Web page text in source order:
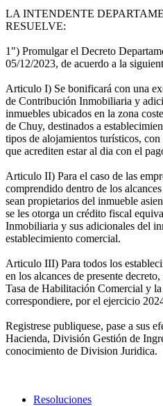
LA INTENDENTE
RESUELVE:
1") Promulgar el Decreto
05/12/2023, de acuerdo a la
Articulo I) Se bonificará con una
de Contribución Inmobiliaria y
inmuebles ubicados en la zona
de Chuy, destinados a
tipos de alojamientos turísticos,
que acrediten estar al dia con el
Articulo II) Para el caso de las
comprendido dentro de los
sean propietarios del inmueble
se les otorga un crédito fiscal
Inmobiliaria y sus adicionales del
establecimiento comercial.
Articulo III) Para todos los
en los alcances de presente
Tasa de Habilitación Comercial y
correspondiere, por el ejercicio
Registrese publiquese, pase a sus
Hacienda, División Gestión de
conocimiento de Division Juridica.
Resoluciones